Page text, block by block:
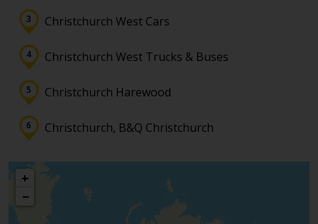
Christchurch West Cars
Christchurch West Trucks & Buses
Christchurch Harewood
Christchurch, B&Q Christchurch
+
−